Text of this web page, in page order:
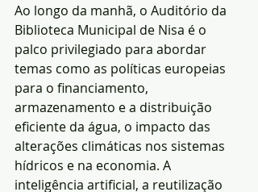
Ao longo da manhã, o Auditório da
Biblioteca Municipal de Nisa é o
palco privilegiado para abordar
temas como as políticas europeias
para o financiamento,
armazenamento e a distribuição
eficiente da água, o impacto das
alterações climáticas nos sistemas
hídricos e na economia. A
inteligência artificial, a reutilização